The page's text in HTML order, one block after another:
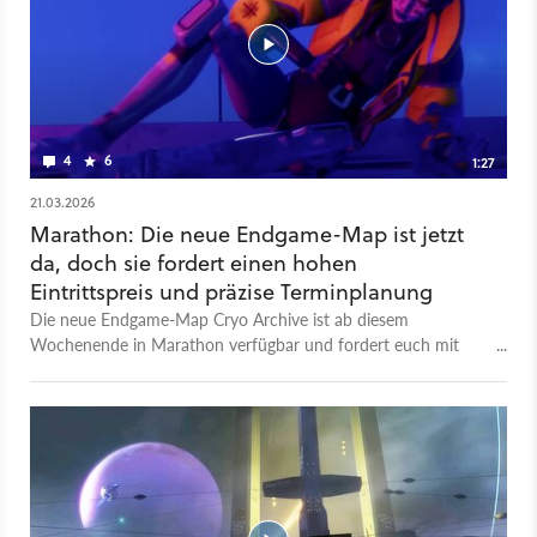
einzigartige Atmosphäre der Cyberpunk-Welt ein. Zuletzt
wurde bei Marathon mit Cryo Archive übrigens eine neue
Endgame-Map eingeführt, auf der die beste Beute, aber auch
die größten Gefahren des gesamten Spiels lauern.
4 6
1:27
21.03.2026
Marathon: Die neue Endgame-Map ist jetzt
da, doch sie fordert einen hohen
Eintrittspreis und präzise Terminplanung
Die neue Endgame-Map Cryo Archive ist ab diesem
Wochenende in Marathon verfügbar und fordert euch mit
Labyrinths warten sieben Vaults mit dem wertvollsten Loot des
Spiels auf euch, doch der Zugang ist nicht immer möglich.
Ähnlich wie die Trials of Osiris in Destiny 2 könnt ihr die Karte
nämlich nur an den Wochenenden betreten.